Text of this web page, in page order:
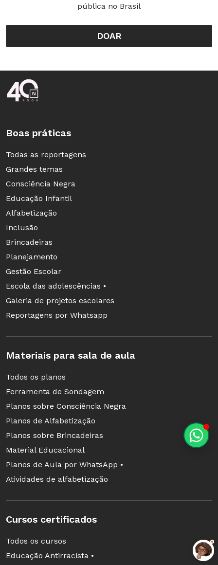
pública no Brasil
DOAR
Rodapé da Nova Escola
Boas práticas
Todas as reportagens
Grandes temas
Consciência Negra
Educação Infantil
Alfabetização
Inclusão
Brincadeiras
Planejamento
Gestão Escolar
Escola das adolescências •
Galeria de projetos escolares
Reportagens por Whatsapp
Materiais para sala de aula
Todos os planos
Ferramenta de Sondagem
Planos sobre Consciência Negra
Planos de Alfabetização
Planos sobre Brincadeiras
Material Educacional
Planos de Aula por WhatsApp •
Atividades de alfabetização
Cursos certificados
Todos os cursos
Educação Antirracista •